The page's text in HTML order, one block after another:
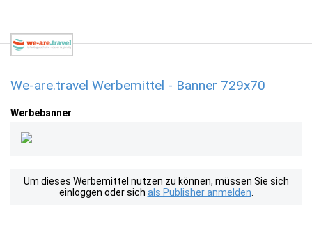
We-are.travel Werbemittel - Banner 729x70
Werbebanner
Um dieses Werbemittel nutzen zu können, müssen Sie sich
einloggen oder sich als Publisher anmelden